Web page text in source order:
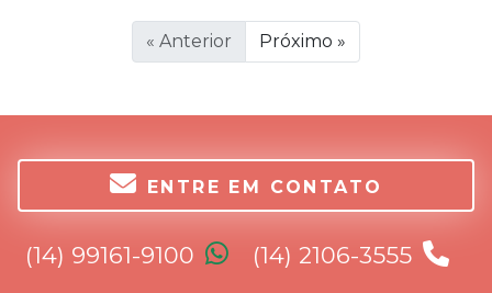
« Anterior Próximo »
ENTRE EM CONTATO
(14) 99161-9100 (14) 2106-3555